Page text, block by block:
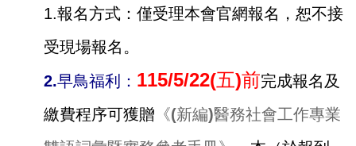
1.報名方式：僅受理本會官網報名，恕不接
受現場報名。
2.早鳥福利： 115/5/22(五)前完成報名及
繳費程序可獲贈 《(新編)醫務社會工作專業